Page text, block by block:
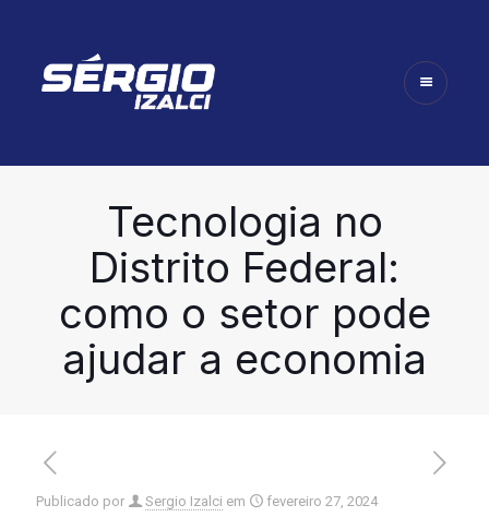
Tecnologia no
Distrito Federal:
como o setor pode
ajudar a economia
Publicado por Sergio Izalci em fevereiro 27, 2024